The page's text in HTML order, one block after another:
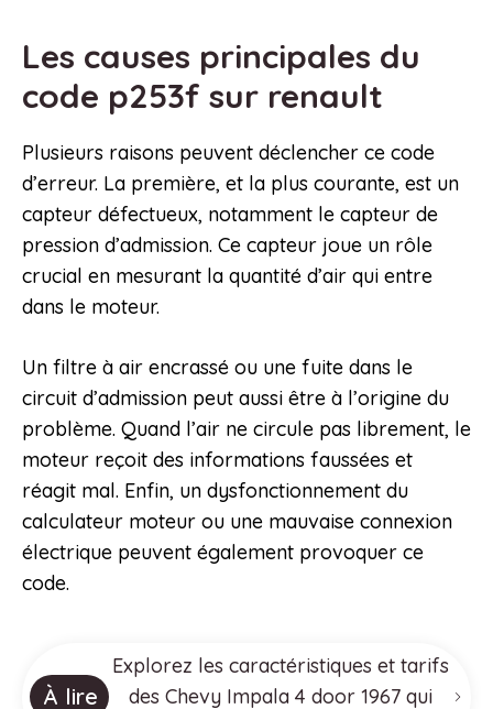
Les causes principales du
code p253f sur renault
Plusieurs raisons peuvent déclencher ce code
d’erreur. La première, et la plus courante, est un
capteur défectueux, notamment le capteur de
pression d’admission. Ce capteur joue un rôle
crucial en mesurant la quantité d’air qui entre
dans le moteur.
Un filtre à air encrassé ou une fuite dans le
circuit d’admission peut aussi être à l’origine du
problème. Quand l’air ne circule pas librement, le
moteur reçoit des informations faussées et
réagit mal. Enfin, un dysfonctionnement du
calculateur moteur ou une mauvaise connexion
électrique peuvent également provoquer ce
code.
À lire
Explorez les caractéristiques et tarifs
des Chevy Impala 4 door 1967 qui